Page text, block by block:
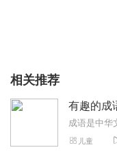
回复
眼里只有鱼
非常适合孩子学
推荐朋友来听的
相关推荐
有趣的成
儿童